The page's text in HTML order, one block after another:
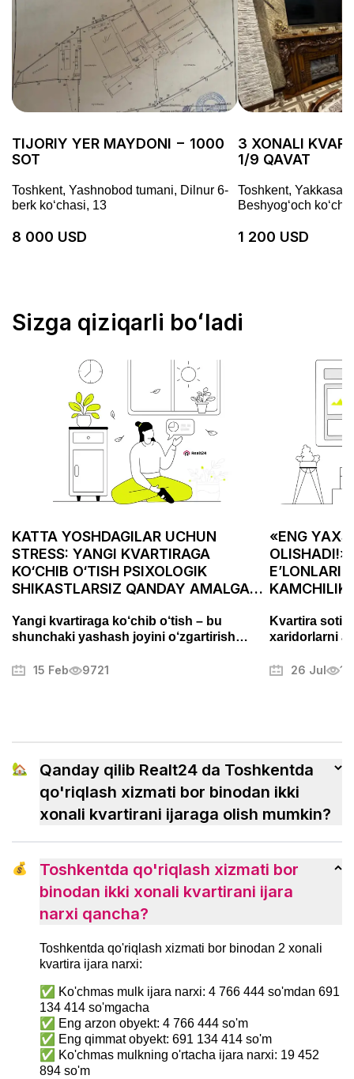
TIJORIY YER MAYDONI − 1000
SOT
Toshkent, Yashnobod tumani, Dilnur 6-
berk koʻchasi, 13
8 000 USD
3 XONALI
1/9 QAVAT
Toshkent,
Beshyogʻoch
1 200 USD
Sizga qiziqarli boʻladi
KATTA YOSHDAGILAR UCHUN
STRESS: YANGI KVARTIRAGA
KO‘CHIB O‘TISH PSIXOLOGIK
SHIKASTLARSIZ QANDAY AMALGA
Yangi kvartiraga ko‘chib o‘tish – bu
shunchaki yashash joyini o‘zgartirish
qiladigan muhim bosqichdir. Bu jarayon
qanday samarali tashkil qilish, ortiqcha
xavotirlardan qochish va yangi uyingizga
tezroq ko‘nikish usullarini ko‘rib chiqamiz.
15 Feb 9721
«ENG
Kvartira
xaridorlarni
26 Jul
🏡
Qanday qilib Realt24 da Toshkentda
qo'riqlash xizmati bor binodan ikki
xonali kvartirani ijaraga olish mumkin?
💰
Toshkentda qo'riqlash xizmati bor
binodan ikki xonali kvartirani ijara
narxi qancha?
Toshkentda qo'riqlash xizmati bor binodan 2 xonali
kvartira ijara narxi:
✅ Ko'chmas mulk ijara narxi: 4 766 444 so'mdan 691
134 414 so'mgacha
✅ Eng arzon obyekt: 4 766 444 so'm
✅ Eng qimmat obyekt: 691 134 414 so'm
✅ Ko'chmas mulkning o'rtacha ijara narxi: 19 452
894 so'm